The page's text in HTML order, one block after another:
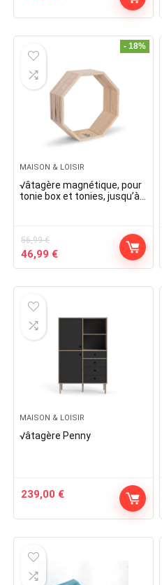
- 18%
MAISON & LOISIR
√âtagère magnétique, pour
tonie box et tonies, jusqu’à
enfant, octogone
56,99€
Original
price
46,99 €Current
price
MAISON & LOISIR
√âtagère Penny
239,00 €